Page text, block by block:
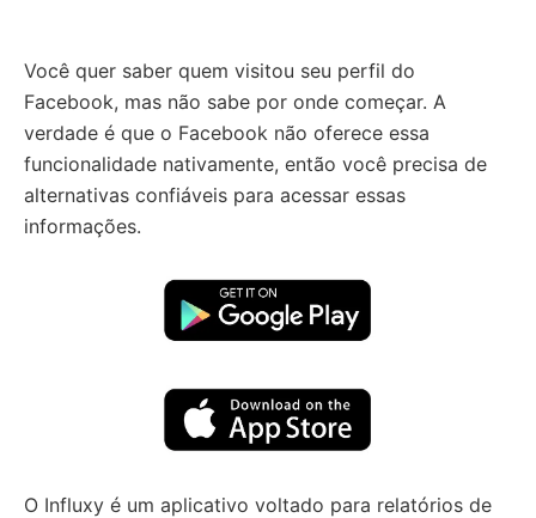
Você quer saber quem visitou seu perfil do
Facebook, mas não sabe por onde começar. A
verdade é que o Facebook não oferece essa
funcionalidade nativamente, então você precisa de
alternativas confiáveis para acessar essas
informações.
O Influxy é um aplicativo voltado para relatórios de